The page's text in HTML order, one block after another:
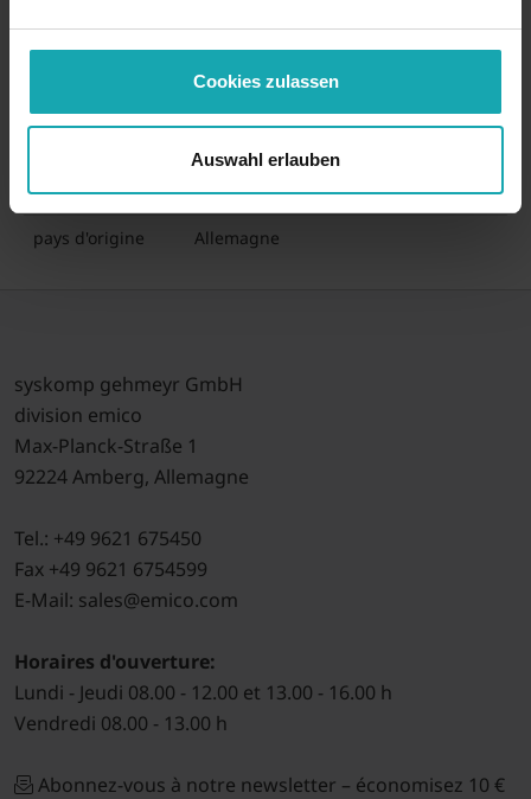
Cookies zulassen
Auswahl erlauben
ancienne
référence
1623737-XXX
numéro tarifaire 39042200
pays d'origine Allemagne
syskomp gehmeyr GmbH
division emico
Max-Planck-Straße 1
92224 Amberg, Allemagne
Tel.: +49 9621 675450
Fax +49 9621 6754599
E-Mail: sales@emico.com
Horaires d'ouverture:
Lundi - Jeudi 08.00 - 12.00 et 13.00 - 16.00 h
Vendredi 08.00 - 13.00 h
Abonnez-vous à notre newsletter – économisez 10 €